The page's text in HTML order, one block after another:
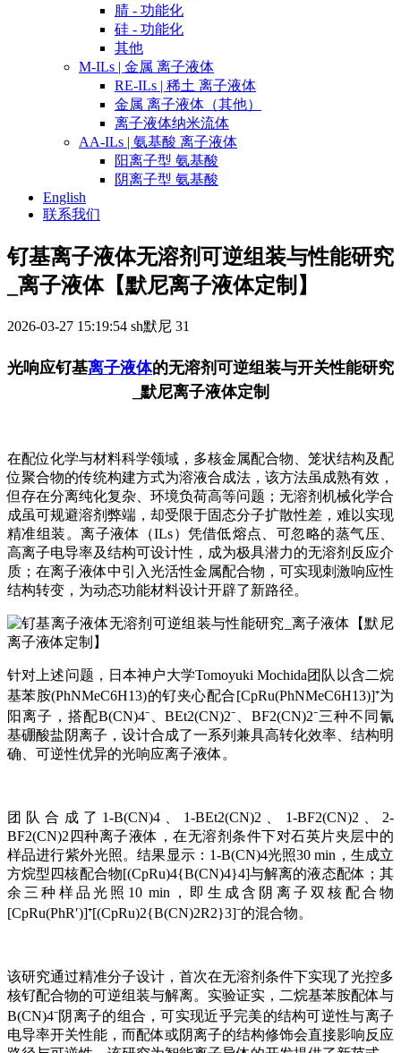
腈 - 功能化
硅 - 功能化
其他
M-ILs | 金属 离子液体
RE-ILs | 稀土 离子液体
金属 离子液体（其他）
离子液体纳米流体
AA-ILs | 氨基酸 离子液体
阳离子型 氨基酸
阴离子型 氨基酸
English
联系我们
钌基离子液体无溶剂可逆组装与性能研究
_离子液体【默尼离子液体定制】
2026-03-27 15:19:54 sh默尼 31
光响应钌基离子液体的无溶剂可逆组装与开关性能研究
_默尼离子液体定制
在配位化学与材料科学领域，多核金属配合物、笼状结构及配
位聚合物的传统构建方式为溶液合成法，该方法虽成熟有效，
但存在分离纯化复杂、环境负荷高等问题；无溶剂机械化学合
成虽可规避溶剂弊端，却受限于固态分子扩散性差，难以实现
精准组装。离子液体（ILs）凭借低熔点、可忽略的蒸气压、
高离子电导率及结构可设计性，成为极具潜力的无溶剂反应介
质；在离子液体中引入光活性金属配合物，可实现刺激响应性
结构转变，为动态功能材料设计开辟了新路径。
针对上述问题，日本神户大学Tomoyuki Mochida团队以含二烷
基苯胺(PhNMeC6H13)的钌夹心配合[CpRu(PhNMeC6H13)]⁺为
阳离子，搭配B(CN)4⁻、BEt2(CN)2⁻、BF2(CN)2⁻三种不同氰
基硼酸盐阴离子，设计合成了一系列兼具高转化效率、结构明
确、可逆性优异的光响应离子液体。
团队合成了1-B(CN)4、1-BEt2(CN)2、1-BF2(CN)2、2-
BF2(CN)2四种离子液体，在无溶剂条件下对石英片夹层中的
样品进行紫外光照。结果显示：1-B(CN)4光照30 min，生成立
方烷型四核配合物[(CpRu)4{B(CN)4}4]与解离的液态配体；其
余三种样品光照10 min，即生成含阴离子双核配合物
[CpRu(PhR′)]⁺[(CpRu)2{B(CN)2R2}3]⁻的混合物。
该研究通过精准分子设计，首次在无溶剂条件下实现了光控多
核钌配合物的可逆组装与解离。实验证实，二烷基苯胺配体与
B(CN)4⁻阴离子的组合，可实现近乎完美的结构可逆性与离子
电导率开关性能，而配体或阴离子的结构修饰会直接影响反应